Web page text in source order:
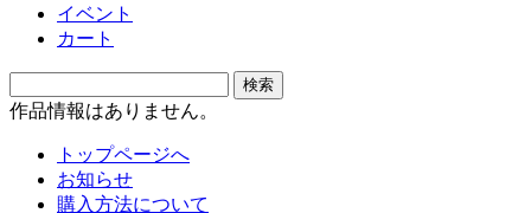
イベント
カート
作品情報はありません。
トップページへ
お知らせ
購入方法について